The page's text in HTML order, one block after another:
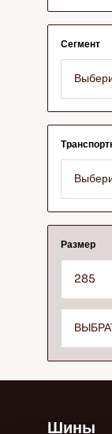
Сегмент
Размер
285
Шины